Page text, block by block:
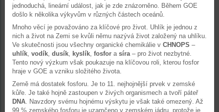
jednoduchá, lineární událost, jak je zde znázorněno. Během GOE
došlo k několika výkyvům v různých částech oceánů.
Mnoho věcí je považováno za klíčové pro život. Uhlík je jednou z
nich a život na Zemi se kvůli němu nazývá život založený na uhlíku.
Ve skutečnosti jsou všechny organické chemikálie v CHNOPS –
uhlík, vodík, dusík, kyslík, fosfor a síra – pro život nezbytné.
Tento nový výzkum však poukazuje na klíčovou roli, kterou fosfor
hraje v GOE a vzniku složitého života.
Země má dostatek fosforu. Je to 11. nejhojnější prvek v zemské
kůře. Je také hojně zastoupen v živých organismech a tvoří páteř
DNA. Navzdory svému hojnému výskytu je však také omezený. Až
99 % zemského fosforu je uzamčeno v zemském jádru, protože je